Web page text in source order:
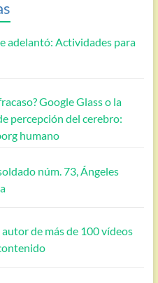
adelantó: Actividades para
Google Glass o la
percepción del cerebro:
humano
núm. 73, Ángeles
de más de 100 vídeos